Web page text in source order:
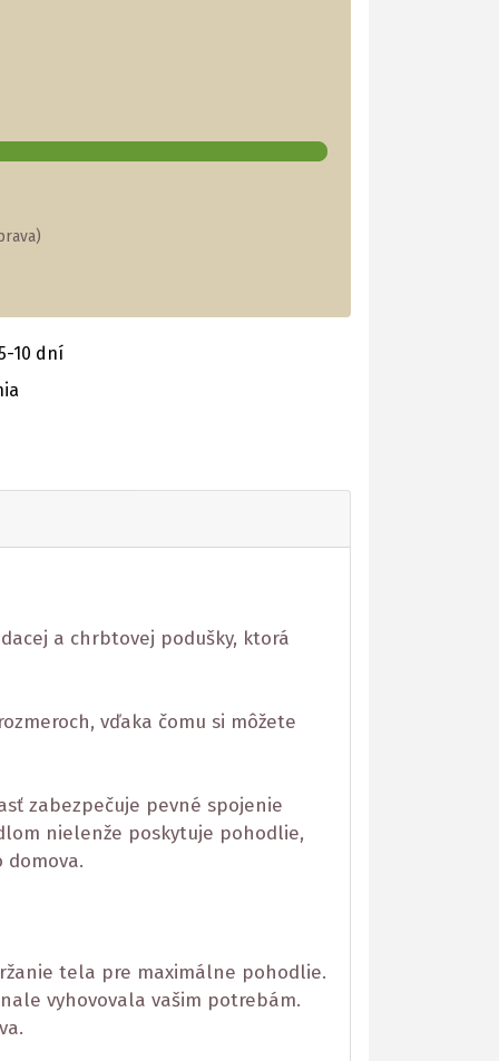
10 dní
a chrbtovej podušky, ktorá
vďaka čomu si môžete
zabezpečuje pevné spojenie
nielenže poskytuje pohodlie,
domova.
tela pre maximálne pohodlie.
vyhovovala vašim potrebám.